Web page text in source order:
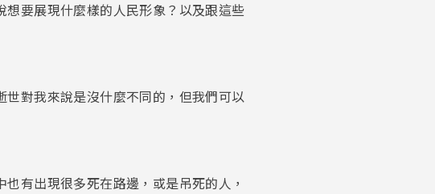
要展現什麼樣的人民形象？以及跟這些
對我來說是沒什麼不同的，但我們可以
有出現很多死在路邊，或是吊死的人，